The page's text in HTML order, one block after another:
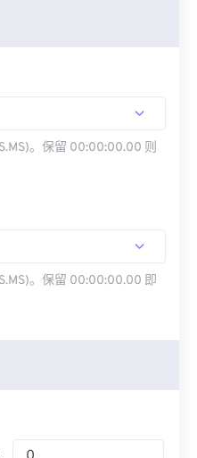
。保留 00:00:00.00 则
。保留 00:00:00.00 即